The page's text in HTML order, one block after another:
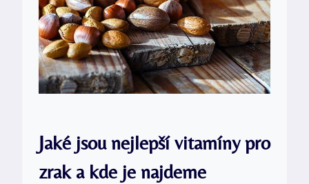
Jaké jsou nejlepší vitamíny pro
zrak a kde je najdeme